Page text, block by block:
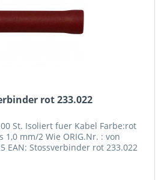
rot 233.022
St. Isoliert fuer Kabel Farbe:rot
1,0 mm/2 Wie ORIG.Nr. : von
EAN: Stossverbinder rot 233.022